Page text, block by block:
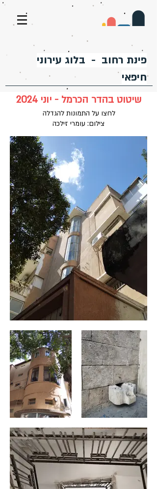
פינת רחוב - בלוג עירוני
חיפאי
שיטוט בהדר הכרמל - יוני 2024
לחצו על התמונות להגדלה
צילום: עומרי זילכה